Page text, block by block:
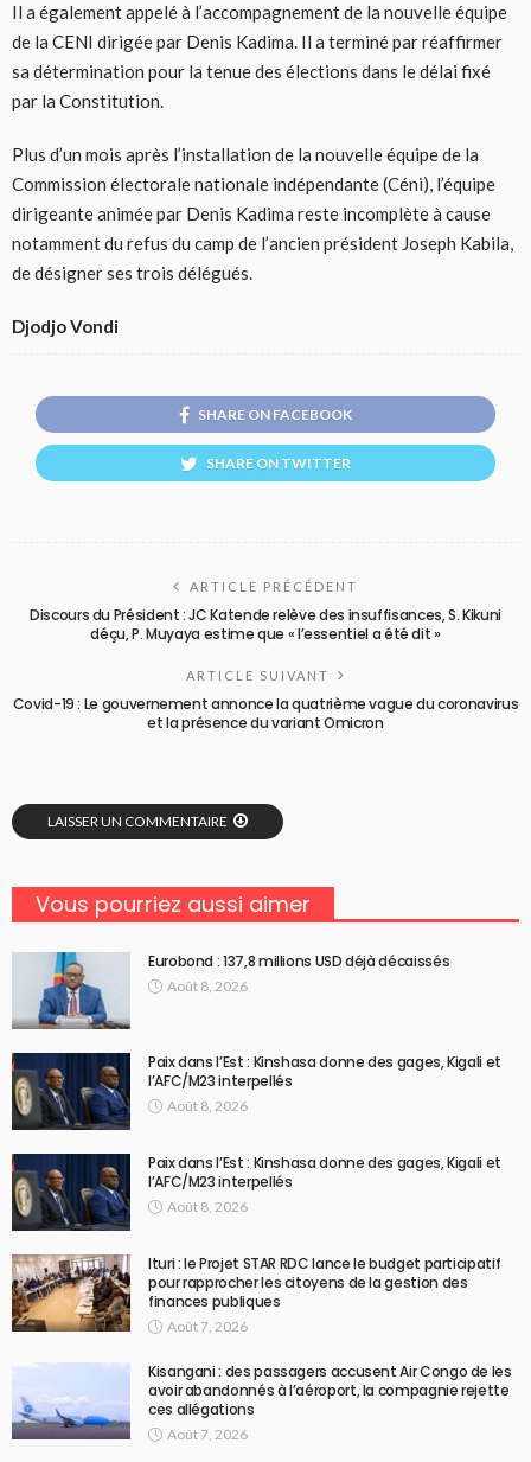
Il a également appelé à l’accompagnement de la nouvelle équipe
de la CENI dirigée par Denis Kadima. Il a terminé par réaffirmer
sa détermination pour la tenue des élections dans le délai fixé
par la Constitution.
Plus d’un mois après l’installation de la nouvelle équipe de la
Commission électorale nationale indépendante (Céni), l’équipe
dirigeante animée par Denis Kadima reste incomplète à cause
notamment du refus du camp de l’ancien président Joseph Kabila,
de désigner ses trois délégués.
Djodjo Vondi
SHARE ON FACEBOOK
SHARE ON TWITTER
ARTICLE PRÉCÉDENT
Discours du Président : JC Katende relève des insuffisances, S. Kikuni
déçu, P. Muyaya estime que « l’essentiel a été dit »
ARTICLE SUIVANT
Covid-19 : Le gouvernement annonce la quatrième vague du coronavirus
et la présence du variant Omicron
LAISSER UN COMMENTAIRE
Vous pourriez aussi aimer
Eurobond : 137,8 millions USD déjà décaissés
Août 8, 2026
Paix dans l’Est : Kinshasa donne des gages, Kigali et
l’AFC/M23 interpellés
Août 8, 2026
Paix dans l’Est : Kinshasa donne des gages, Kigali et
l’AFC/M23 interpellés
Août 8, 2026
Ituri : le Projet STAR RDC lance le budget participatif
pour rapprocher les citoyens de la gestion des
finances publiques
Août 7, 2026
Kisangani : des passagers accusent Air Congo de les
avoir abandonnés à l’aéroport, la compagnie rejette
ces allégations
Août 7, 2026